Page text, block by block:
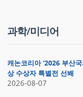
과학/미디어
캐논코리아 ‘2026 부산
상 수상자 특별전 선봬
2026-08-07